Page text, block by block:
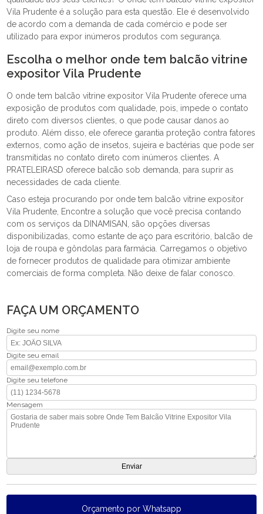
Vila Prudente é a solução para esta questão. Ele é desenvolvido
de acordo com a demanda de cada comércio e pode ser
utilizado para expor inúmeros produtos com segurança.
Escolha o melhor onde tem balcão vitrine
expositor Vila Prudente
O onde tem balcão vitrine expositor Vila Prudente oferece uma
exposição de produtos com qualidade, pois, impede o contato
direto com diversos clientes, o que pode causar danos ao
produto. Além disso, ele oferece garantia proteção contra fatores
externos, como ação de insetos, sujeira e bactérias que pode ser
transmitidas no contato direto com inúmeros clientes. A
PRATELEIRASD oferece balcão sob demanda, para suprir as
necessidades de cada cliente.
Caso esteja procurando por onde tem balcão vitrine expositor
Vila Prudente, Encontre a solução que você precisa contando
com os serviços da DINAMISAN, são opções diversas
disponibilizadas, como estante de aço para escritório, balcão de
loja de roupa e gôndolas para farmácia. Carregamos o objetivo
de fornecer produtos de qualidade para otimizar ambiente
comerciais de forma completa. Não deixe de falar conosco.
FAÇA UM ORÇAMENTO
Digite seu nome
Digite seu email
Digite seu telefone
Mensagem
Orçamento por Whatsapp